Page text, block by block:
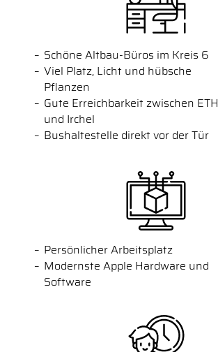
Schöne Altbau-Büros im Kreis 6
Viel Platz, Licht und hübsche
Pflanzen
Gute Erreichbarkeit zwischen ETH
und Irchel
Bushaltestelle direkt vor der Tür
Persönlicher Arbeitsplatz
Modernste Apple Hardware und
Software